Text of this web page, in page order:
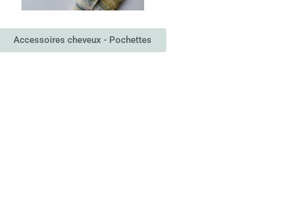
Accessoires cheveux - Pochettes